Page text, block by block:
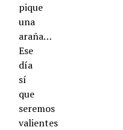
pique
una
araña…
Ese
día
sí
que
seremos
valientes